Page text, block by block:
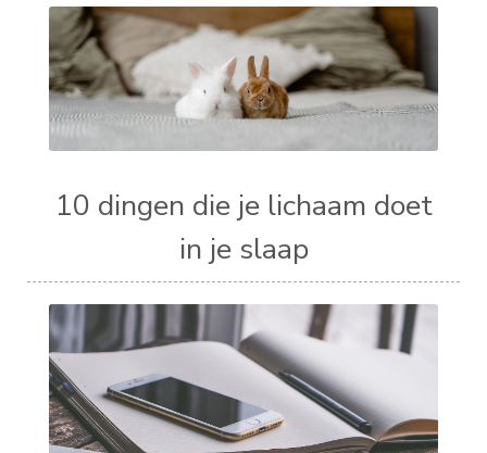
10 dingen die je lichaam doet
in je slaap